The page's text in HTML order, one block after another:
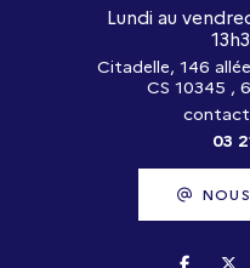
Lundi au
Citadelle, 146
CS 10345 ,
03